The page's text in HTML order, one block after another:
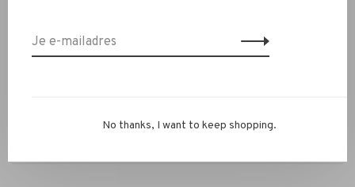
Twijfel je over je maat? Neem gerust contact op via chat
No thanks, I want to keep shopping.